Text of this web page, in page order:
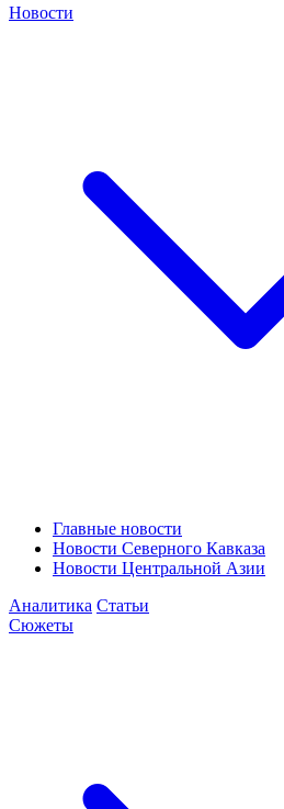
Новости
Главные новости
Новости Северного Кавказа
Новости Центральной Азии
Аналитика Статьи
Сюжеты